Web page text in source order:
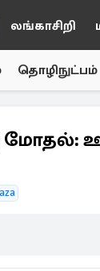
லங்காசிறி
தொழிநுட்பம்